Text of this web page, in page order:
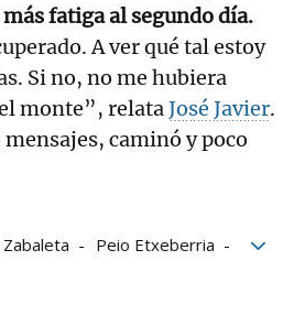
fatiga al segundo día.
A ver qué tal estoy
Si no, no me hubiera
monte”, relataJosé Javier.
caminó y poco
Zabaleta
Peio Etxeberria